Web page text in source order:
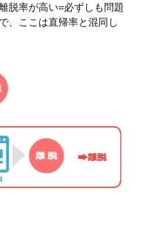
脱率が高い=必ずしも問題
、ここは直帰率と混同し